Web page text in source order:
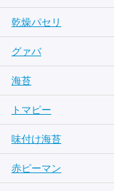
乾燥パセリ
グァバ
海苔
トマピー
味付け海苔
赤ピーマン